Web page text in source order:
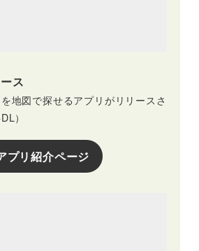
ス
地図で探せるアプリがリリースさ
）
プリ紹介ページ